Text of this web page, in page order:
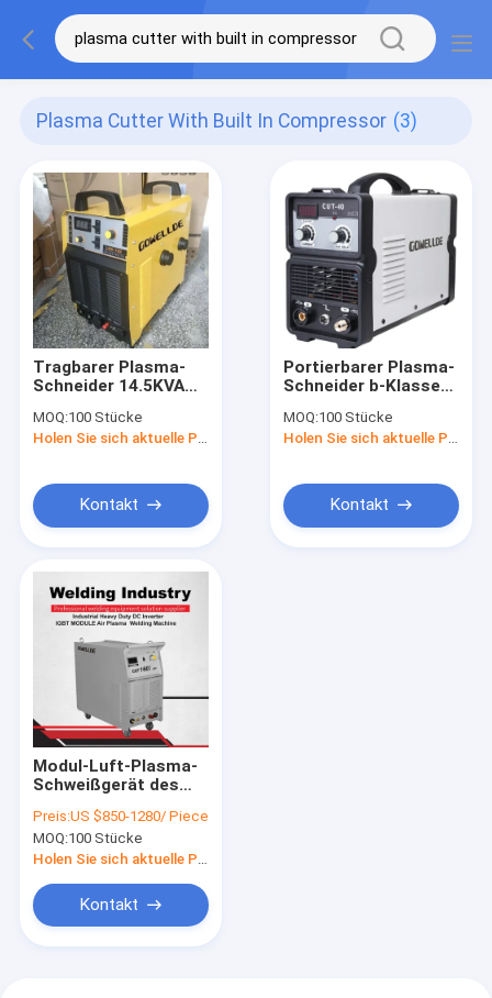
Plasma Cutter With Built In Compressor (3)
Tragbarer Plasma-
Schneider 14.5KVA
im Kompressor
MOQ:100 Stücke
Holen Sie sich aktuelle Preis
Kontakt
Portierbarer Plasma-
Schneider b-Klassen-
im Luftkompressor
MOQ:100 Stücke
Holen Sie sich aktuelle Preis
Kontakt
Modul-Luft-Plasma-
Schweißgerät des
Plasma-Schneider-
IGBT
Preis:US $850-1280/ Piece
MOQ:100 Stücke
Kontakt